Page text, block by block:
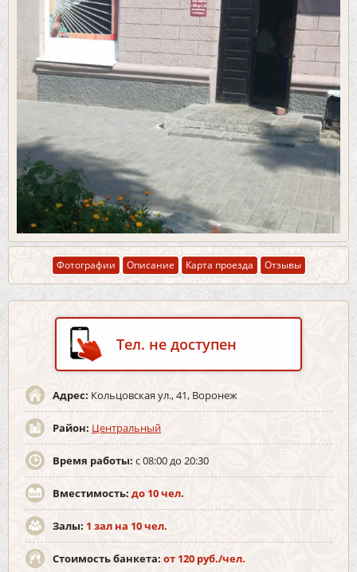
Фотографии Описание Карта проезда Отзывы
Тел. не доступен
Адрес: Кольцовская ул., 41, Воронеж
Район: Центральный
Время работы: с 08:00 до 20:30
Вместимость: до 10 чел.
Залы: 1 зал на 10 чел.
Стоимость банкета: от 120 руб./чел.